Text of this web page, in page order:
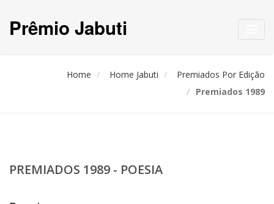
Prêmio Jabuti
Home Home Jabuti
Premiados Por Edição
Premiados 1989
PREMIADOS 1989 - POESIA